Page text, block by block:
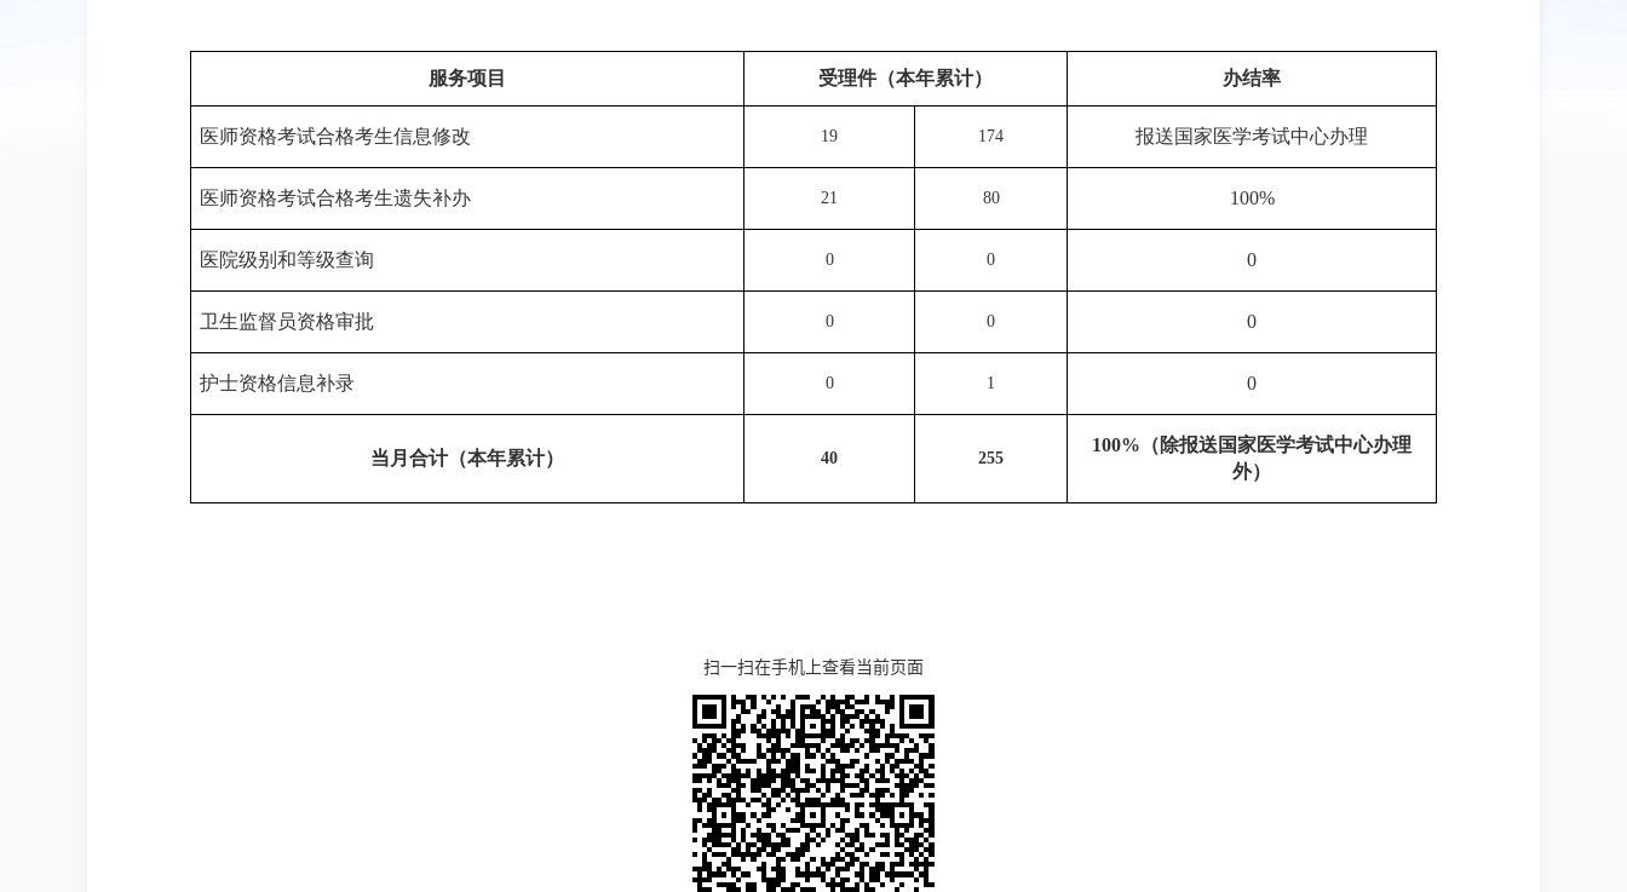
服务项目 受理件（本年累计） 办结率
医师资格考试合格考生信息修改 19 174 报送国家医学考试中心办理
医师资格考试合格考生遗失补办 21 80 100%
医院级别和等级查询 0 0 0
卫生监督员资格审批 0 0 0
护士资格信息补录 0 1 0
当月合计（本年累计） 40 255
100%（除报送国家医学考试中心办理
外）
扫一扫在手机上查看当前页面